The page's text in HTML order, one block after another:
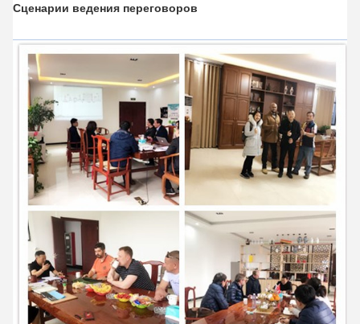
Сценарии ведения переговоров